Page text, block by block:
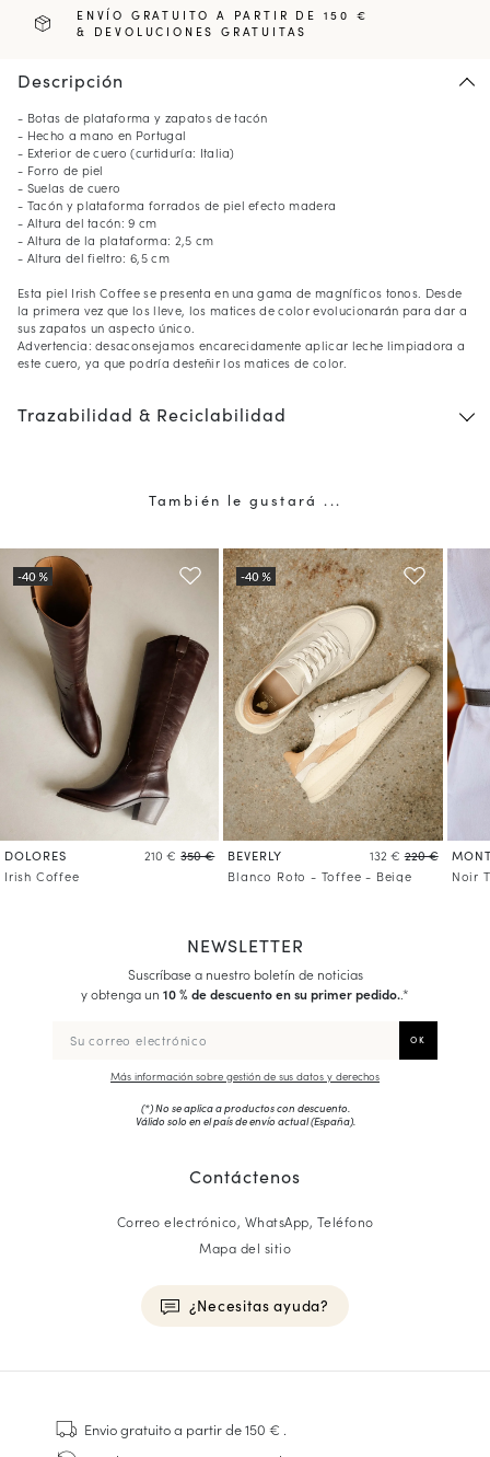
ENVÍO GRATUITO A PARTIR DE 150 €
& DEVOLUCIONES GRATUITAS
Descripción
- Botas de plataforma y zapatos de tacón
- Hecho a mano en Portugal
- Exterior de cuero (curtiduría: Italia)
- Forro de piel
- Suelas de cuero
- Tacón y plataforma forrados de piel efecto madera
- Altura del tacón: 9 cm
- Altura de la plataforma: 2,5 cm
- Altura del fieltro: 6,5 cm
Esta piel Irish Coffee se presenta en una gama de magníficos tonos. Desde
la primera vez que los lleve, los matices de color evolucionarán para dar a
sus zapatos un aspecto único.
Advertencia: desaconsejamos encarecidamente aplicar leche limpiadora a
este cuero, ya que podría desteñir los matices de color.
Trazabilidad & Reciclabilidad
También le gustará ...
DOLORES 210 € 350 €
Irish Coffee
BEVERLY 132 € 220 €
Blanco Roto - Toffee - Beige
Noir
NEWSLETTER
Suscríbase a nuestro boletín de noticias
y obtenga un 10 % de descuento en su primer pedido..*
Más información sobre gestión de sus datos y derechos
(*) No se aplica a productos con descuento.
Válido solo en el país de envío actual (España).
Contáctenos
Correo electrónico, WhatsApp, Teléfono
Mapa del sitio
¿Necesitas ayuda?
Zapatillas
Cosido Goodyear
Envio gratuitoa partir de 150 € .